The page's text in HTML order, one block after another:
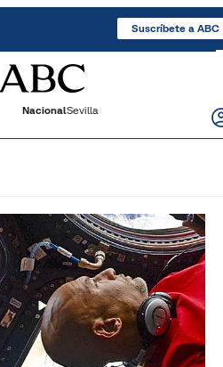
Suscríbete a ABC
NacionalSevilla